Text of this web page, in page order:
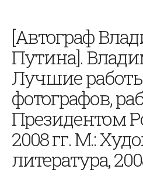
[Автограф
Путина].
Лучшие
фотографов,
Президентом
2008 гг. М.:
литература,